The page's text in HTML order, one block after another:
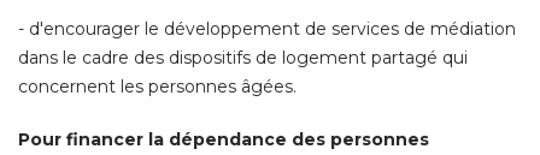
- d'encourager le développement de services de médiation
dans le cadre des dispositifs de logement partagé qui
concernent les personnes âgées.
Pour financer la dépendance des personnes